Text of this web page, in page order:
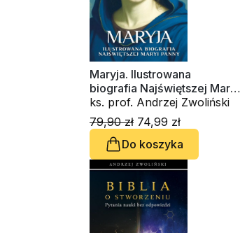
Maryja. Ilustrowana
biografia Najświętszej Maryi
Panny
ks. prof. Andrzej Zwoliński
79,90 zł 74,99 zł
Do koszyka